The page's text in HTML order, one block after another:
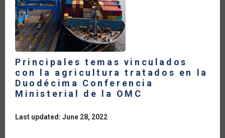
Principales temas vinculados
con la agricultura tratados en la
Duodécima Conferencia
Ministerial de la OMC
Last updated: June 28, 2022